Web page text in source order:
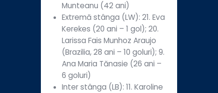
Munteanu (42 ani)
Extremă stânga (LW): 21. Eva
Kerekes (20 ani – 1 gol); 20.
Larissa Fais Munhoz Araujo
(Brazilia, 28 ani – 10 goluri); 9.
Ana Maria Tănasie (26 ani –
6 goluri)
Inter stânga (LB): 11. Karoline